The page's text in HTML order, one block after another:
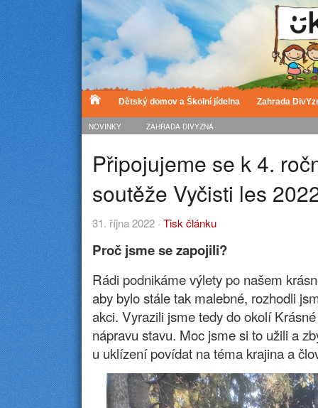
Dětský domov a Školní jídelna Zahrada
NOVINKY ZAHRADA DIVYZNÁ
Připojujeme se k 4.
soutěže Vyčisti les
31. října 2022 · Tisk článku
Proč jsme se zapojili?
Rádi podnikáme výlety po našem
aby bylo stále tak malebné, rozhodli
akci. Vyrazili jsme tedy do okolí
nápravu stavu. Moc jsme si to užili a
u uklízení povídat na téma krajina a